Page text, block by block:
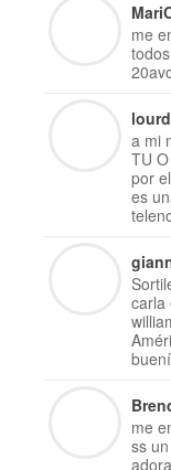
me
a mi
TU
por
es
carla
me
ss